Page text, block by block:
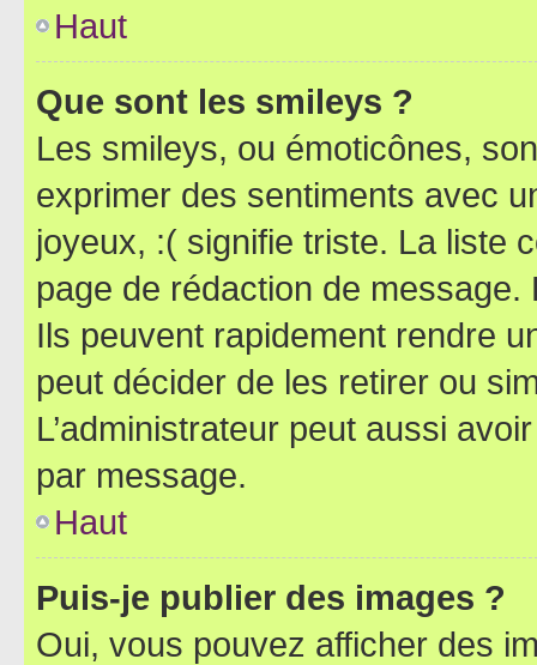
Haut
Que sont les smileys ?
Les smileys, ou émoticônes,
exprimer des sentiments avec
joyeux, :( signifie triste. La liste
page de rédaction de
Ils peuvent rapidement rendre
peut décider de les retirer ou
L’administrateur peut aussi
par message.
Haut
Puis-je publier des images ?
Oui, vous pouvez afficher des